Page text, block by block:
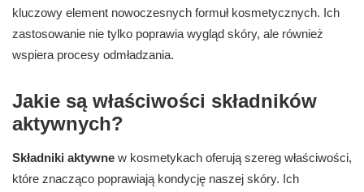
kluczowy element nowoczesnych formuł kosmetycznych. Ich
zastosowanie nie tylko poprawia wygląd skóry, ale również
wspiera procesy odmładzania.
Jakie są właściwości składników
aktywnych?
Składniki aktywne w kosmetykach oferują szereg właściwości,
które znacząco poprawiają kondycję naszej skóry. Ich